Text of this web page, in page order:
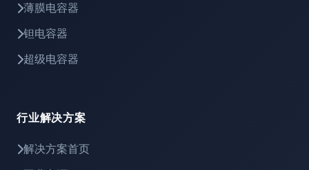
薄膜电容器
钽电容器
超级电容器
行业解决方案
解决方案首页